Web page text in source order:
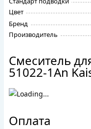
Цвет
Бренд
Производитель
Смеситель
51022-1An
Оплата